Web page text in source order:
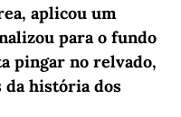
aplicou um
para o fundo
pingar no relvado,
da história dos